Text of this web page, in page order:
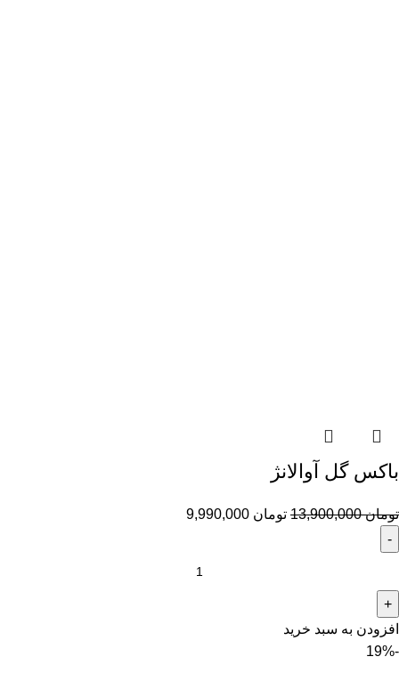
باکس گل آوالانژ
تومان13,900,000 تومان
افزودن به سبد خرید
-19%